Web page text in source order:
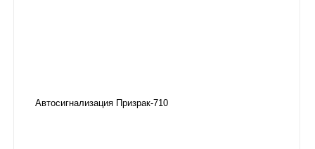
Автосигнализация Призрак-710